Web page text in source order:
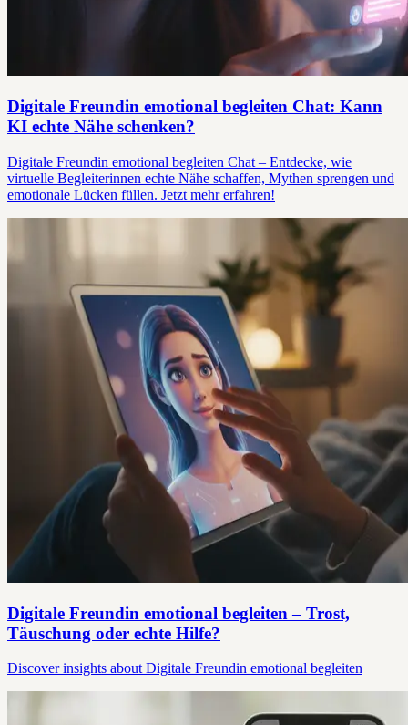
Digitale Freundin emotional begleiten Chat: Kann
KI echte Nähe schenken?
Digitale Freundin emotional begleiten Chat – Entdecke, wie
virtuelle Begleiterinnen echte Nähe schaffen, Mythen sprengen und
emotionale Lücken füllen. Jetzt mehr erfahren!
Digitale Freundin emotional begleiten – Trost,
Täuschung oder echte Hilfe?
Discover insights about Digitale Freundin emotional begleiten